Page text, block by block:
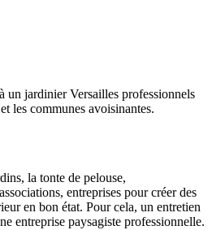
un jardinier Versailles professionnels
les communes avoisinantes.
la tonte de pelouse,
entreprises pour créer des
en bon état. Pour cela, un entretien
entreprise paysagiste professionnelle.